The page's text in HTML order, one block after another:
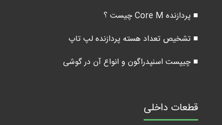
■ پردازنده Core M چیست ؟
■ تشخیص تعداد هسته پردازنده لپ تاپ
■ چیپست اسنپدراگون و انواع آن در گوشی
قطعات داخلی